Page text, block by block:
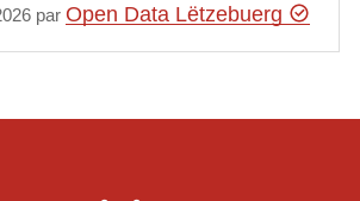
parOpen Data Lëtzebuerg